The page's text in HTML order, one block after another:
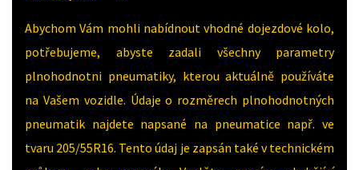
Abychom Vám mohli nabídnout vhodné dojezdové kolo,
potřebujeme, abyste zadali všechny parametry
plnohodnotni pneumatiky, kterou aktuálně používáte
na Vašem vozidle. Údaje o rozměrech plnohodnotných
pneumatik najdete napsané na pneumatice např. ve
tvaru 205/55R16. Tento údaj je zapsán také v technickém